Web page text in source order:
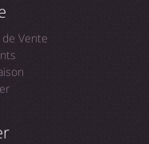
Vente